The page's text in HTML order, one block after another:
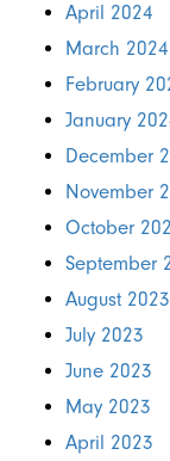
April 2024
March 2024
February
January
December
November
October
September
August 2023
July 2023
June 2023
May 2023
April 2023